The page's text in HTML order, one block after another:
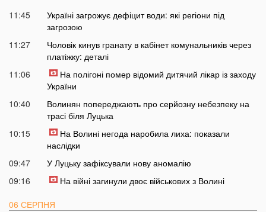
11:45
Україні загрожує дефіцит води: які регіони під
загрозою
11:27
Чоловік кинув гранату в кабінет комунальників через
платіжку: деталі
11:06
На полігоні помер відомий дитячий лікар із заходу
України
10:40
Волинян попереджають про серйозну небезпеку на
трасі біля Луцька
10:15
На Волині негода наробила лиха: показали
наслідки
09:47
У Луцьку зафіксували нову аномалію
09:16
На війні загинули двоє військових з Волині
06 СЕРПНЯ